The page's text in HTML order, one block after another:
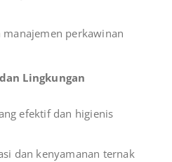
manajemen perkawinan
Lingkungan
efektif dan higienis
dan kenyamanan ternak